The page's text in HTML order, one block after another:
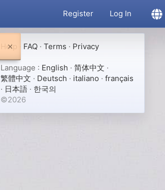
Log In
Register
Help FAQ· Terms · Privacy
Language : English · 简体中文 ·
繁體中文 · Deutsch · italiano · français
· 日本語· 한국의
©2026